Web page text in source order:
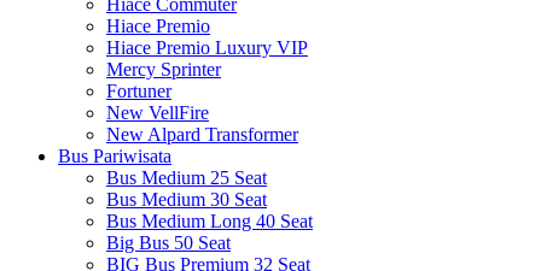
Hiace Commuter
Hiace Premio
Hiace Premio Luxury VIP
Mercy Sprinter
Fortuner
New VellFire
New Alpard Transformer
Bus Pariwisata
Bus Medium 25 Seat
Bus Medium 30 Seat
Bus Medium Long 40 Seat
Big Bus 50 Seat
BIG Bus Premium 32 Seat